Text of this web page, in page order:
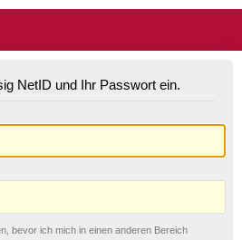
NetID und Ihr Passwort ein.
bevor ich mich in einen anderen Bereich